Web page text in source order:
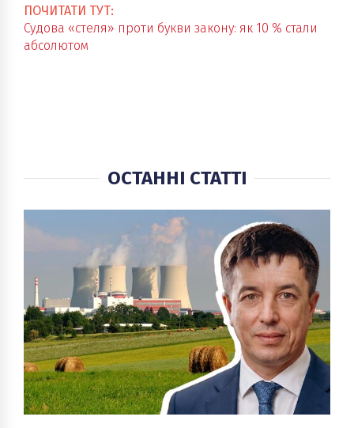
ПОЧИТАТИ ТУТ:
Судова «стеля» проти букви закону: як 10 % стали
абсолютом
ОСТАННІ СТАТТІ